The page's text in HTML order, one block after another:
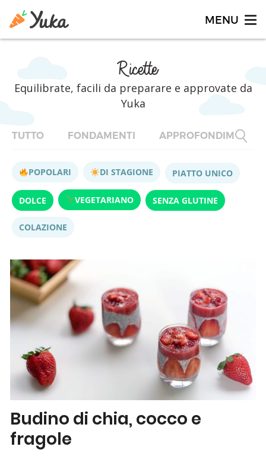
Ricette
Equilibrate, facili da preparare e approvate da
Yuka
TUTTO FONDAMENTI APPROFONDIMENTI
POPOLARI DI STAGIONE PIATTO UNICO
DOLCE VEGETARIANO SENZA GLUTINE
COLAZIONE
Budino di chia, cocco e
fragole